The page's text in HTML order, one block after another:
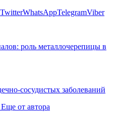
TwitterWhatsAppTelegramViber
роль металлочерепицы в
сосудистых заболеваний
Еще от автора